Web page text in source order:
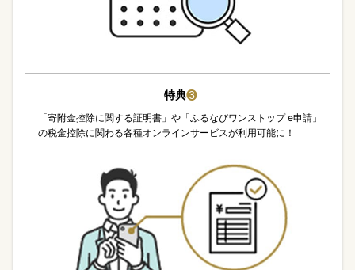
特典❸
「寄附金控除に関する証明書」や「ふるなびワンストップ e申請」
の税金控除に関わる各種オンラインサービスが利用可能に！